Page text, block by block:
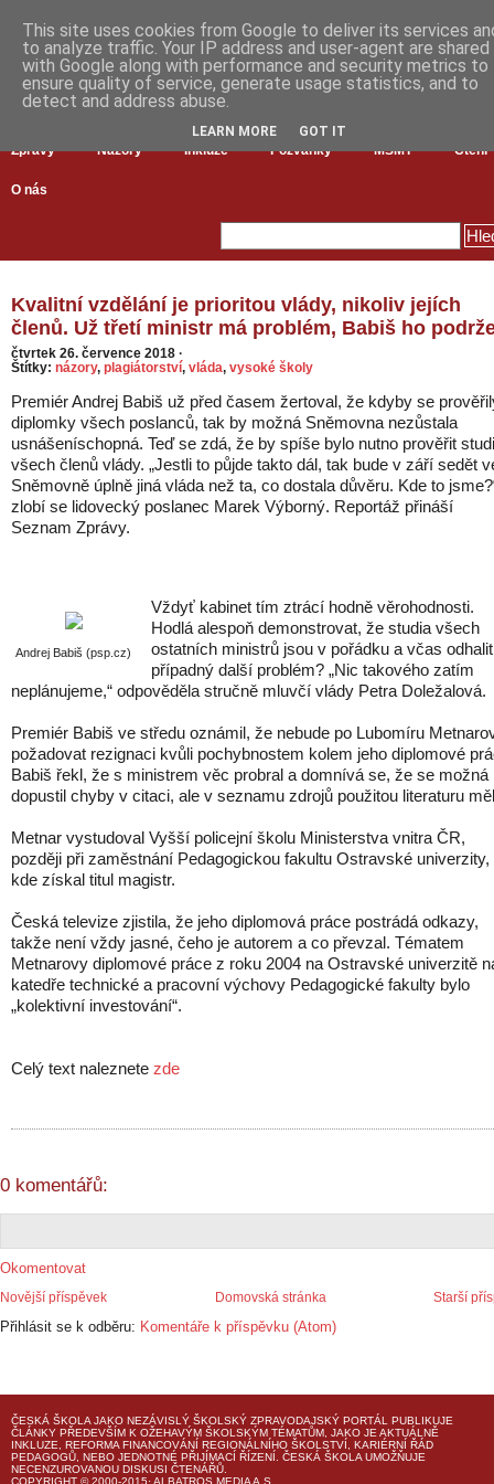
Zprávy Názory Inkluze Pozvánky MŠMT Čtení
O nás
Kvalitní vzdělání je prioritou vlády, nikoliv jejích
členů. Už třetí ministr má problém, Babiš ho
čtvrtek 26. července 2018 ·
Štítky: názory, plagiátorství, vláda, vysoké školy
Premiér Andrej Babiš už před časem žertoval, že kdyby se
diplomky všech poslanců, tak by možná Sněmovna nezůstala
usnášeníschopná. Teď se zdá, že by spíše bylo nutno prověřit
všech členů vlády. „Jestli to půjde takto dál, tak bude v září sedět
Sněmovně úplně jiná vláda než ta, co dostala důvěru. Kde to
zlobí se lidovecký poslanec Marek Výborný. Reportáž přináší
Seznam Zprávy.
Andrej Babiš (psp.cz)
Vždyť kabinet tím ztrácí hodně věrohodnosti.
Hodlá alespoň demonstrovat, že studia všech
ostatních ministrů jsou v pořádku a včas odhalit
případný další problém? „Nic takového zatím
neplánujeme,“ odpověděla stručně mluvčí vlády Petra Doležalová.
Premiér Babiš ve středu oznámil, že nebude po Lubomíru
požadovat rezignaci kvůli pochybnostem kolem jeho diplomové
Babiš řekl, že s ministrem věc probral a domnívá se, že se možná
dopustil chyby v citaci, ale v seznamu zdrojů použitou literaturu
Metnar vystudoval Vyšší policejní školu Ministerstva vnitra ČR,
později při zaměstnání Pedagogickou fakultu Ostravské univerzity,
kde získal titul magistr.
Česká televize zjistila, že jeho diplomová práce postrádá odkazy,
takže není vždy jasné, čeho je autorem a co převzal. Tématem
Metnarovy diplomové práce z roku 2004 na Ostravské univerzitě
katedře technické a pracovní výchovy Pedagogické fakulty bylo
„kolektivní investování“.
Celý text naleznete zde
0 komentářů:
Okomentovat
Novější příspěvek Starší
Domovská stránka
Přihlásit se k odběru: Komentáře k příspěvku (Atom)
ČESKÁ ŠKOLA JAKO NEZÁVISLÝ ŠKOLSKÝ ZPRAVODAJSKÝ PORTÁL PUBLIKUJE
ČLÁNKY PŘEDEVŠÍM K OŽEHAVÝM ŠKOLSKÝM TÉMATŮM, JAKO JE AKTUÁLNĚ
INKLUZE, REFORMA FINANCOVÁNÍ REGIONÁLNÍHO ŠKOLSTVÍ, KARIÉRNÍ ŘÁD
PEDAGOGŮ, NEBO JEDNOTNÉ PŘIJÍMACÍ ŘÍZENÍ. ČESKÁ ŠKOLA UMOŽŇUJE
NECENZUROVANOU DISKUSI ČTENÁŘŮ.
COPYRIGHT © 2000-2015· ALBATROS MEDIA A.S.
This site uses cookies from Google to deliver its services
to analyze traffic. Your IP address and user-agent are shared
with Google along with performance and security metrics to
ensure quality of service, generate usage statistics, and to
detect and address abuse.
LEARN MORE GOT IT